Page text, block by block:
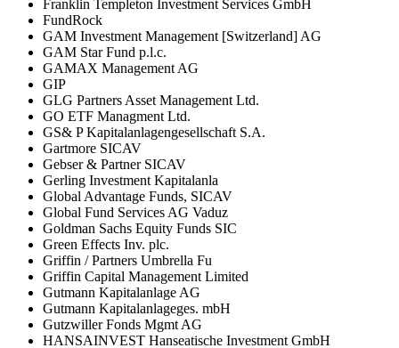
Franklin Templeton Investment Services GmbH
FundRock
GAM Investment Management [Switzerland] AG
GAM Star Fund p.l.c.
GAMAX Management AG
GIP
GLG Partners Asset Management Ltd.
GO ETF Managment Ltd.
GS& P Kapitalanlagengesellschaft S.A.
Gartmore SICAV
Gebser & Partner SICAV
Gerling Investment Kapitalanla
Global Advantage Funds, SICAV
Global Fund Services AG Vaduz
Goldman Sachs Equity Funds SIC
Green Effects Inv. plc.
Griffin / Partners Umbrella Fu
Griffin Capital Management Limited
Gutmann Kapitalanlage AG
Gutmann Kapitalanlageges. mbH
Gutzwiller Fonds Mgmt AG
HANSAINVEST Hanseatische Investment GmbH